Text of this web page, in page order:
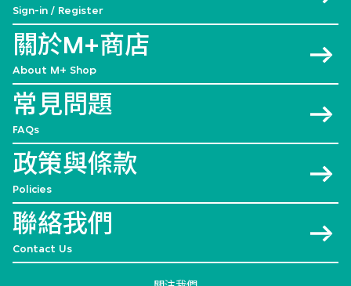
Sign-in / Register
關於M+商店
About M+ Shop
常見問題
FAQs
政策與條款
Policies
聯絡我們
Contact Us